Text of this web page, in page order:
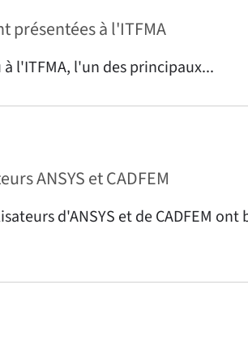
présentées à l'ITFMA
l'ITFMA, l'un des principaux...
ANSYS et CADFEM
d'ANSYS et de CADFEM